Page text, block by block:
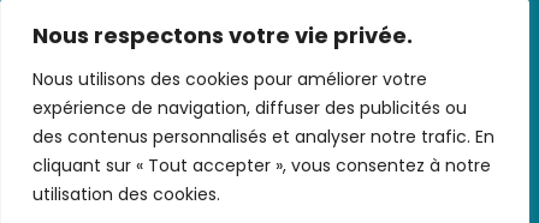
Nous respectons votre vie privée.
Nous utilisons des cookies pour améliorer votre
expérience de navigation, diffuser des publicités ou
des contenus personnalisés et analyser notre trafic. En
cliquant sur « Tout accepter », vous consentez à notre
utilisation des cookies.
Nous contacter-CGV/CGU-Données
personnelles-Infos pratiques- FAQ
!
Votre email